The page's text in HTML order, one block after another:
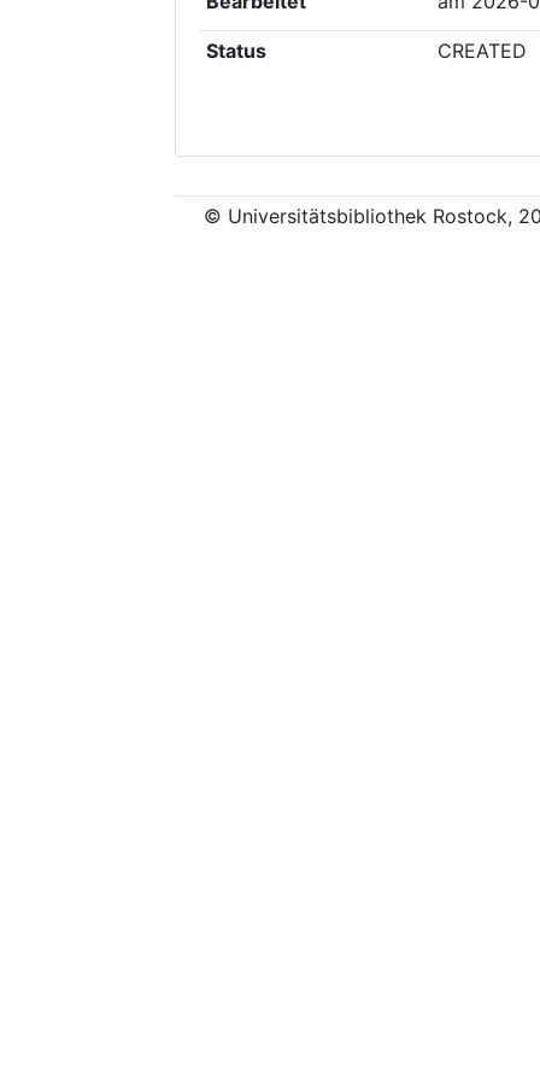
Status CREATED
© Universitätsbibliothek Rostock,